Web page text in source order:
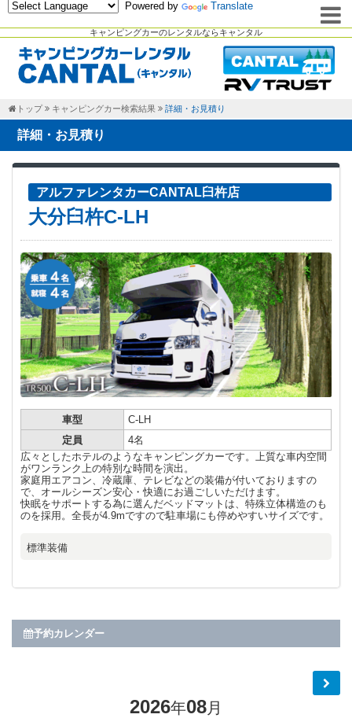
キャンピングカーのレンタルならキャンタル
Powered by Translate
トップ キャンピングカー検索結果 詳細・お見積り
詳細・お見積り
アルファレンタカーCANTAL臼杵店
大分臼杵C-LH
車型
C-LH
定員
4名
広々としたホテルのようなキャンピングカーです。上質な車内空間
がワンランク上の特別な時間を演出。
家庭用エアコン、冷蔵庫、テレビなどの装備が付いておりますの
で、オールシーズン安心・快適にお過ごしいただけます。
快眠をサポートする為に選んだベッドマットは、特殊立体構造のも
のを採用。全長が4.9mですので駐車場にも停めやすいサイズです。
標準装備
予約カレンダー
2026年08月